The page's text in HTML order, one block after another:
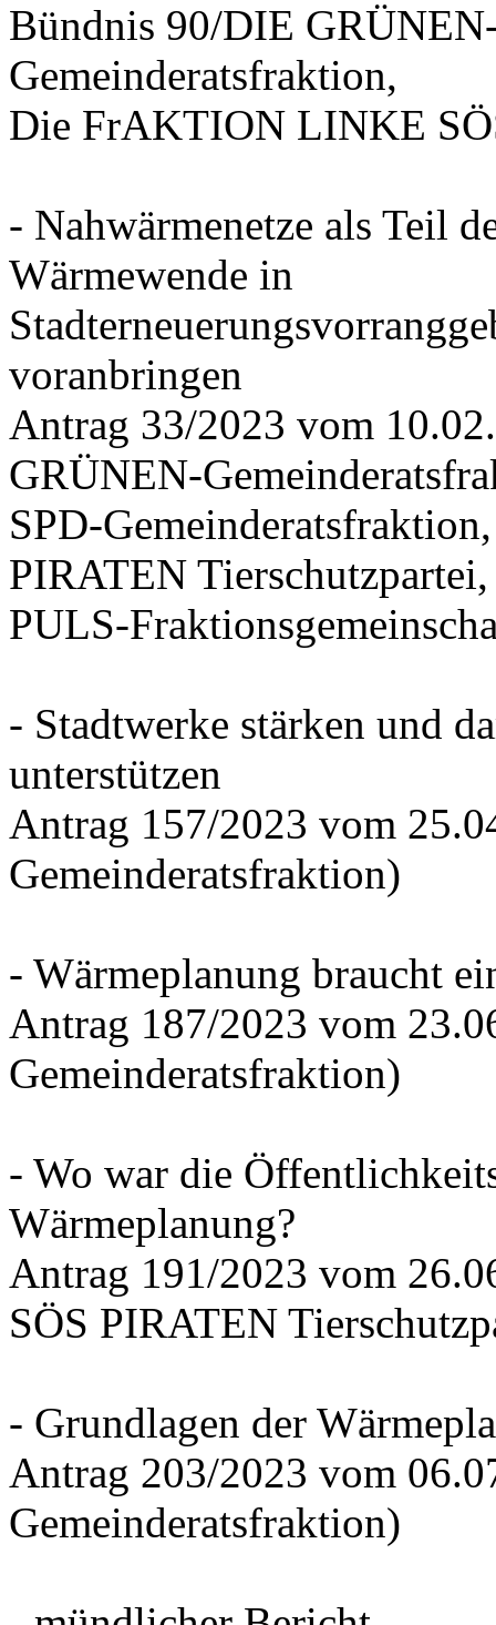
Bündnis 90/DIE
Gemeinderatsfraktion,
Die FrAKTION LINKE
- Nahwärmenetze als Teil
Wärmewende in
voranbringen
Antrag 33/2023 vom
GRÜNEN-
SPD-
PIRATEN Tierschutzpartei,
PULS-
- Stadtwerke stärken und
unterstützen
Antrag 157/2023 vom
Gemeinderatsfraktion)
- Wärmeplanung braucht
Antrag 187/2023 vom
Gemeinderatsfraktion)
- Wo war die
Wärmeplanung?
Antrag 191/2023 vom
SÖS PIRATEN
- Grundlagen der
Antrag 203/2023 vom
Gemeinderatsfraktion)